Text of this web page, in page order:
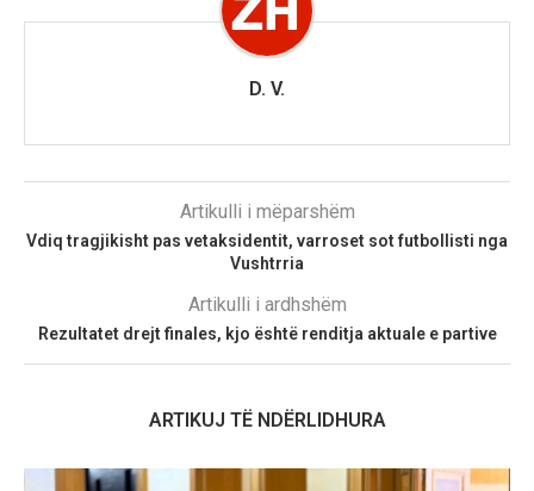
D. V.
Artikulli i mëparshëm
Vdiq tragjikisht pas vetaksidentit, varroset sot futbollisti nga
Vushtrria
Artikulli i ardhshëm
Rezultatet drejt finales, kjo është renditja aktuale e partive
ARTIKUJ TË NDËRLIDHURA